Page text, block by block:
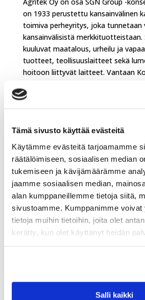
Tämä sivusto käyttää evästeitä
Käytämme evästeitä tarjoamamme
räätälöimiseen, sosiaalisen median
tukemiseen ja kävijämäärämme
jaamme sosiaalisen median,
alan kumppaneillemme tietoja siitä,
sivustoamme. Kumppanimme voivat
tietoja muihin tietoihin, joita olet
kerätty, kun olet käyttänyt heidän
Salli kaikki
Agritek Oy on osa SGN Group -
on 1933 perustettu kansainvälinen
toimiva perheyritys, joka tunnetaan
kansainvälisistä merkkituotteistaan.
kuuluvat maatalous, urheilu ja
tuotteet, teollisuuslaitteet sekä
hoitoon liittyvät laitteet. Vantaan
palveluksessa on noin 300
Maatalous ja
Agritek Oy Strautmannin
alkaen
Agritek jatkaa investointeja
– Agritek vähemmistöosakkaaksi
Case IH palaa Agritekin valikoimaan